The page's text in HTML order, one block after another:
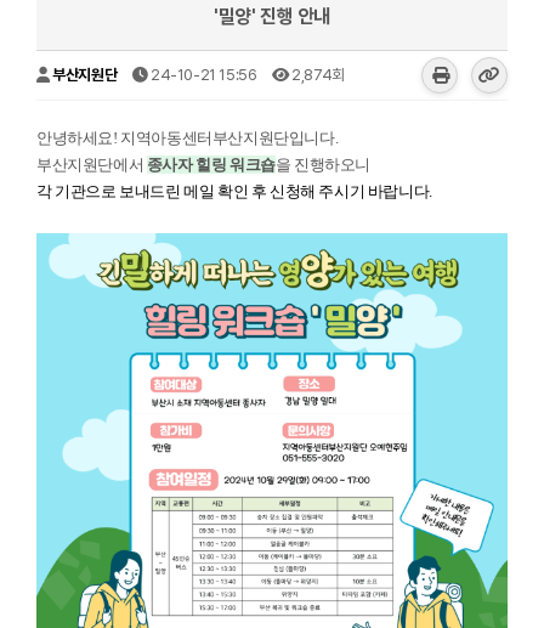
'밀양' 진행 안내
부산지원단 24-10-21 15:56 2,874회
안녕하세요! 지역아동센터부산지원단입니다.
부산지원단에서 종사자 힐링 워크숍을 진행하오니
각 기관으로 보내드린 메일 확인 후 신청해 주시기 바랍니다.